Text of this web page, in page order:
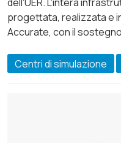
progettata, realizzata e
Accurate, con il
Centri di simulazione